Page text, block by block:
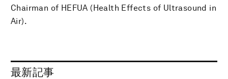
Chairman of HEFUA (Health Effects of Ultrasound in
Air).
最新記事